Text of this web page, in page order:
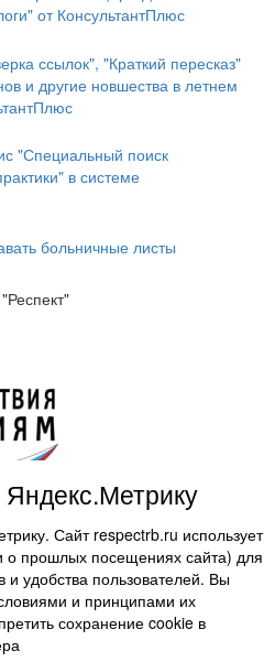
от КонсультантПлюс
ссылок", "Краткий пересказ"
и другие новшества в летнем
"Специальный поиск
в системе
больничные листы
СССР, д.48 корп.1, офис
Сайт respectrb.ru использует
прошлых посещениях сайта) для
и удобства пользователей. Вы
и принципами их
сохранение cookie в